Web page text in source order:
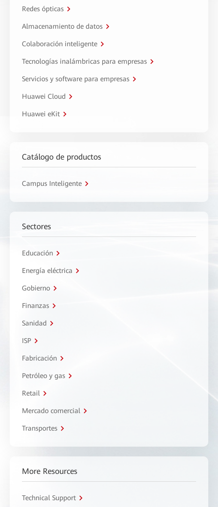
Redes ópticas
Almacenamiento de datos
Colaboración inteligente
Tecnologías inalámbricas para empresas
Servicios y software para empresas
Huawei Cloud
Huawei eKit
Catálogo de productos
Campus Inteligente
Sectores
Educación
Energía eléctrica
Gobierno
Finanzas
Sanidad
ISP
Fabricación
Petróleo y gas
Retail
Mercado comercial
Transportes
More Resources
Technical Support